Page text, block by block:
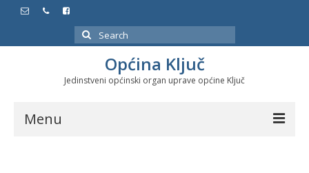
Search
for:
Općina Ključ
Jedinstveni općinski organ uprave općine Ključ
Menu